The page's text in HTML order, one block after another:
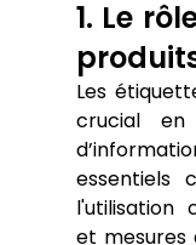
1. Le
Les
crucial
essentiels
l'utilisation
et mesures